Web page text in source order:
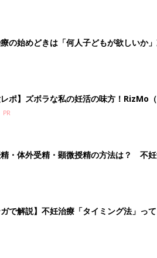
の始めどきは「何人子どもが欲しいか
レポ】ズボラな私の妊活の味方！RizMo
・体外受精・顕微授精の方法は？ 不
ガで解説】不妊治療「タイミング法」っ
STEP3